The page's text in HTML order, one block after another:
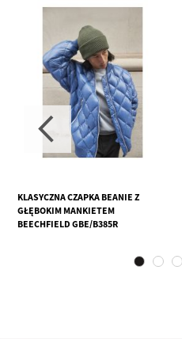
KLASYCZNA CZAPKA BEANIE Z
GŁĘBOKIM MANKIETEM
BEECHFIELD GBE/B385R